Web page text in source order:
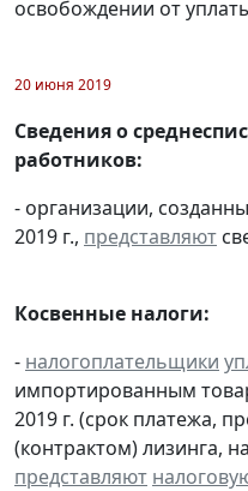
освобождении от
20 июня 2019
Сведения о
работников:
- организации,
2019 г., представляют
Косвенные налоги:
- налогоплательщики
импортированным
2019 г. (срок платежа,
(контрактом) лизинга,
представляют